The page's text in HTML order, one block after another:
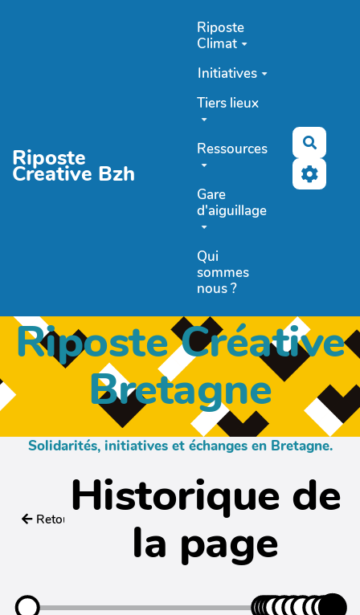
Riposte
Creative Bzh
Riposte
Climat
Initiatives
Tiers lieux
Ressources
Gare
d'aiguillage
Qui
sommes
nous ?
Riposte Créative
Bretagne
Solidarités, initiatives et échanges en Bretagne.
Retour Historique de
la page